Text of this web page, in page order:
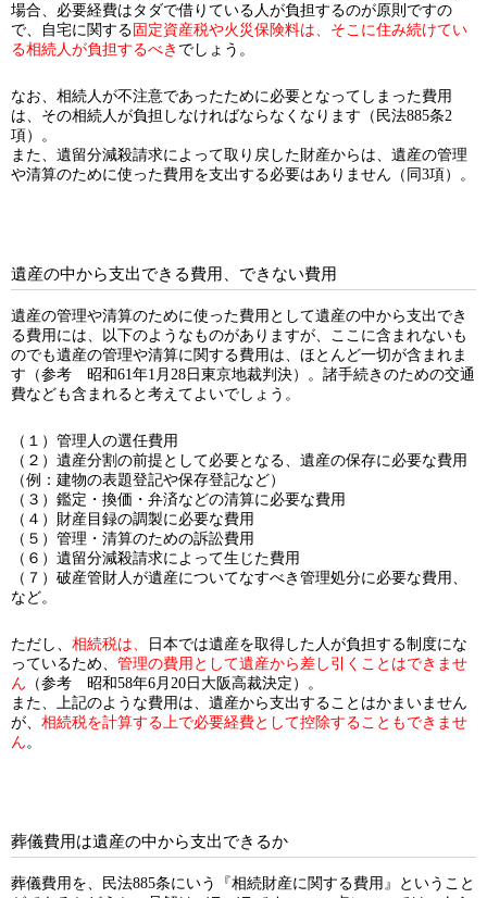
場合、必要経費はタダで借りている人が負担するのが原則ですの
で、自宅に関する 固定資産税や火災保険料は、そこに住み続けてい
る相続人が負担するべき でしょう。
なお、相続人が不注意であったために必要となってしまった費用
は、その相続人が負担しなければならなくなります（民法885条2
項）。
また、遺留分減殺請求によって取り戻した財産からは、遺産の管理
や清算のために使った費用を支出する必要はありません（同3項）。
遺産の中から支出できる費用、できない費用
遺産の管理や清算のために使った費用として遺産の中から支出でき
る費用には、以下のようなものがありますが、ここに含まれないも
のでも遺産の管理や清算に関する費用は、ほとんど一切が含まれま
す（参考 昭和61年1月28日東京地裁判決）。諸手続きのための交通
費なども含まれると考えてよいでしょう。
（１）管理人の選任費用
（２）遺産分割の前提として必要となる、遺産の保存に必要な費用
（例：建物の表題登記や保存登記など）
（３）鑑定・換価・弁済などの清算に必要な費用
（４）財産目録の調製に必要な費用
（５）管理・清算のための訴訟費用
（６）遺留分減殺請求によって生じた費用
（７）破産管財人が遺産についてなすべき管理処分に必要な費用、
など。
ただし、 相続税は、
日本では遺産を取得した人が負担する制度にな
っているため、 管理の費用として遺産から差し引くことはできませ
ん （参考 昭和58年6月20日大阪高裁決定）。
また、上記のような費用は、遺産から支出することはかまいません
が、 相続税を計算する上で必要経費として控除することもできませ
ん。
葬儀費用は遺産の中から支出できるか
葬儀費用を、民法885条にいう『相続財産に関する費用』ということ